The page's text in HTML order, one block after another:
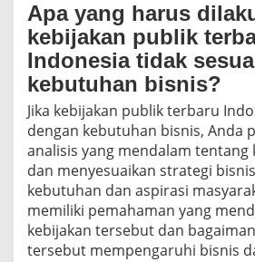
Apa yang harus
kebijakan publik
Indonesia tidak
kebutuhan bisnis?
Jika kebijakan publik terbaru
dengan kebutuhan bisnis, Anda
analisis yang mendalam
dan menyesuaikan strategi
kebutuhan dan aspirasi
memiliki pemahaman yang
kebijakan tersebut dan
tersebut mempengaruhi bisnis